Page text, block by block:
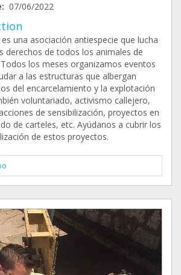
07/06/2022
una asociación antiespecie que lucha
derechos de todos los animales de
los meses organizamos eventos
a las estructuras que albergan
del encarcelamiento y la explotación
voluntariado, activismo callejero,
de sensibilización, proyectos en
de carteles, etc. Ayúdanos a cubrir los
de estos proyectos.